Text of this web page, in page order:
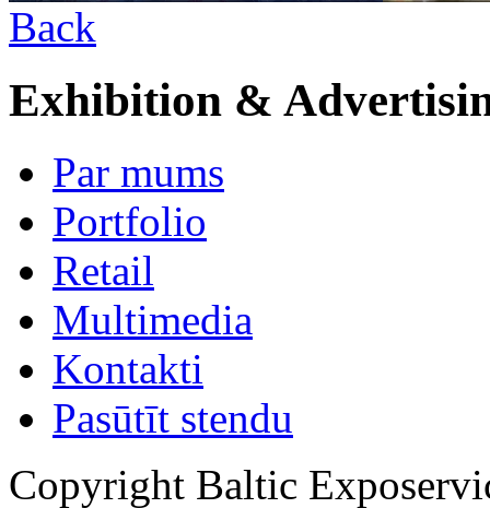
Back
Exhibition &
Par mums
Portfolio
Retail
Multimedia
Kontakti
Pasūtīt stendu
Copyright Baltic